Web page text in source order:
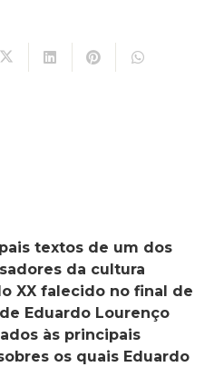
textos de um dos
da cultura
XX falecido no final de
Eduardo Lourenço
às principais
os quais Eduardo